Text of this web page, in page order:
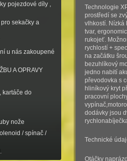
pojezdové díly ,
sekačky a
u nás zakoupené
A OPRAVY
kartáče do
nože
/ spínač /
Technologie
prostředí se
vlhkostí. Nízká
tvar,
rukojeť.
rychlostí +
na začátku
bezuhlíkový
jedno nabití
převodovka s
hliníkový kryt
pracovní
dodávky jsou
Technické
Otáčky